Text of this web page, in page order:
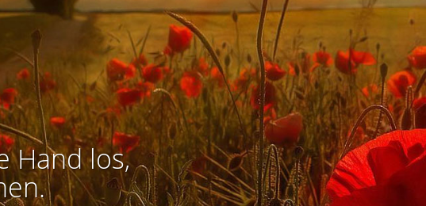
Hand los,